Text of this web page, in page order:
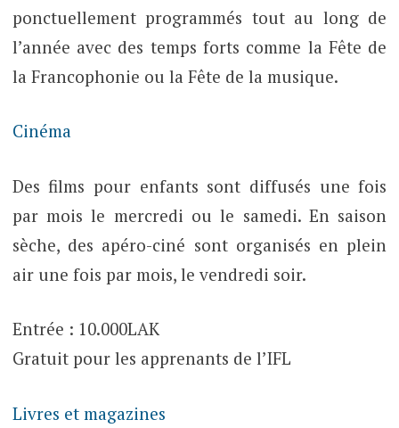
ponctuellement programmés tout au long de
l’année avec des temps forts comme la Fête de
la Francophonie ou la Fête de la musique.
Cinéma
Des films pour enfants sont diffusés une fois
par mois le mercredi ou le samedi. En saison
sèche, des apéro-ciné sont organisés en plein
air une fois par mois, le vendredi soir.
Entrée : 10.000LAK
Gratuit pour les apprenants de l’IFL
Livres et magazines